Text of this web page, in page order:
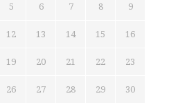
5 6 7 8 9
12 13 14 15 16
19 20 21 22 23
26 27 28 29 30